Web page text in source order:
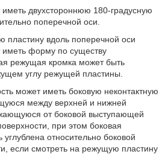
двухстороннюю 180-градусную
поперечной оси.
пластину вдоль поперечной оси
форму по существу
режущая кромка может быть
углу режущей пластины.
может иметь боковую неконтактную
между верхней и нижней
от боковой выступающей
при этом боковая
углублена относительно боковой
если смотреть на режущую пластину